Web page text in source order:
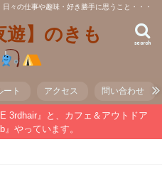
々の仕事や趣味・好き勝手に思うこと・・・
遊】のきも
search
ート アクセス 問い合わせ
3rdhair』と、カフェ＆アウトドア
』やっています。